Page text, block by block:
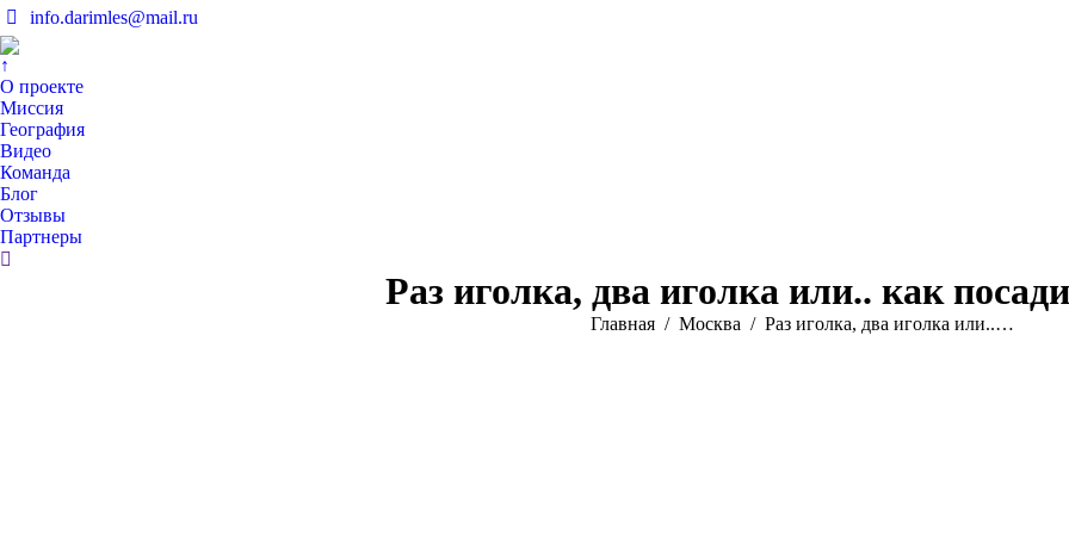
info.darimles@mail.ru
↑
О проекте
Миссия
География
Видео
Команда
Блог
Отзывы
Партнеры
Поиск:
Раз иголка, два иголка или.. как
Вы здесь:
Главная Москва Раз иголка, два иголка или..…